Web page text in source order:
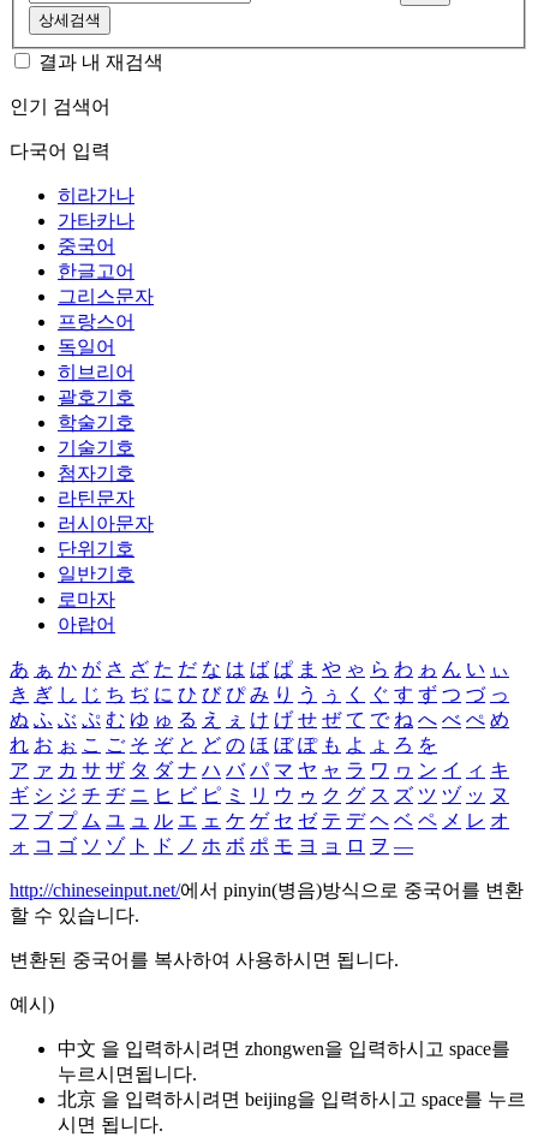
상세검색
결과 내 재검색
인기 검색어
다국어 입력
히라가나
가타카나
중국어
한글고어
그리스문자
프랑스어
독일어
히브리어
괄호기호
학술기호
기술기호
첨자기호
라틴문자
러시아문자
단위기호
일반기호
로마자
아랍어
あ ぁ か が さ ざ た だ な は ば ぱ ま や ゃ ら わ ゎ ん い ぃ
き ぎ し じ ち ぢ に ひ び ぴ み り う ぅ く ぐ す ず つ づ っ
ぬ ふ ぶ ぷ む ゆ ゅ る え ぇ け げ せ ぜ て で ね へ べ ぺ め
れ お ぉ こ ご そ ぞ と ど の ほ ぼ ぽ も よ ょ ろ を
ア ァ カ サ ザ タ ダ ナ ハ バ パ マ ヤ ャ ラ ワ ヮ ン イ ィ キ
ギ シ ジ チ ヂ ニ ヒ ビ ピ ミ リ ウ ゥ ク グ ス ズ ツ ヅ ッ ヌ
フ ブ プ ム ユ ュ ル エ ェ ケ ゲ セ ゼ テ デ ヘ ベ ペ メ レ オ
ォ コ ゴ ソ ゾ ト ド ノ ホ ボ ポ モ ヨ ョ ロ ヲ ―
http://chineseinput.net/에서 pinyin(병음)방식으로 중국어를 변환
할 수 있습니다.
변환된 중국어를 복사하여 사용하시면 됩니다.
예시)
中文 을 입력하시려면 zhongwen을 입력하시고 space를
누르시면됩니다.
北京 을 입력하시려면 beijing을 입력하시고 space를 누르
시면 됩니다.